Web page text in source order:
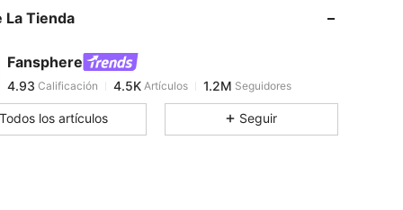
La Tienda
Fansphere
4.93
Calificación 4.5K
y***bpagó Hace 7 horas
Todos los artículos Seguir